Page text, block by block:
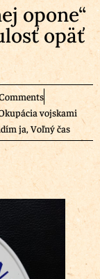
opone“
opäť
vojskami
ja, Voľný čas